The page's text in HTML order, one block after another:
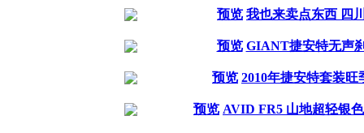
预览 我也来卖点东西 四
预览 GIANT捷安特无声
预览 2010年捷安特套装旺
预览 AVID FR5 山地超轻银